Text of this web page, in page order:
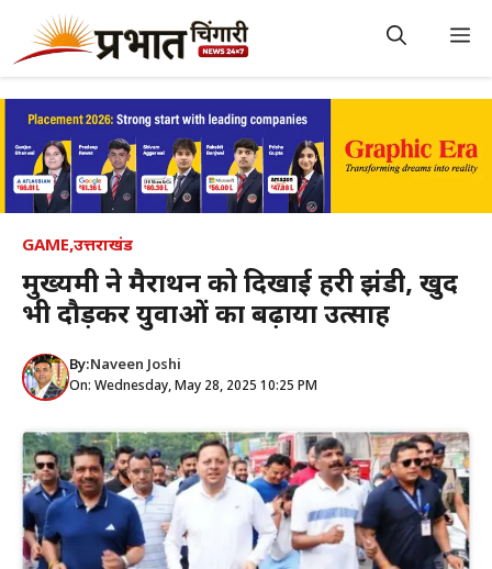
content
GAME,उत्तराखंड
मुख्यमंत्री ने मैराथन को दिखाई हरी झंडी, खुद
भी दौड़कर युवाओं का बढ़ाया उत्साह
By:Naveen Joshi
On: Wednesday, May 28, 2025 10:25 PM